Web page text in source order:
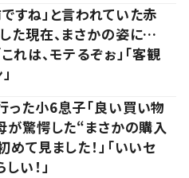
すね」と言われていた赤
た現在、まさかの姿に…
これは、モテるぞぉ」「客観
った小6息子「良い買い物
が驚愕した“まさかの購入
て見ました！」「いいセ
い！」